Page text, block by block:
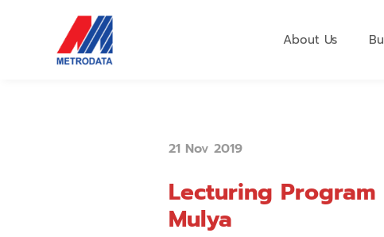
About Us
21 Nov 2019
Lecturing
Mulya